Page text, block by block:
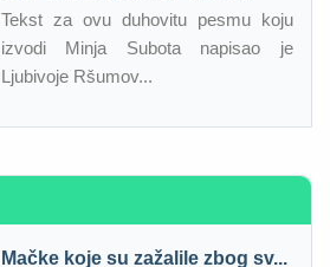
Tekst za ovu duhovitu pesmu koju
izvodi Minja Subota napisao je
Ljubivoje Ršumov...
Mačke koje su zažalile zbog sv...